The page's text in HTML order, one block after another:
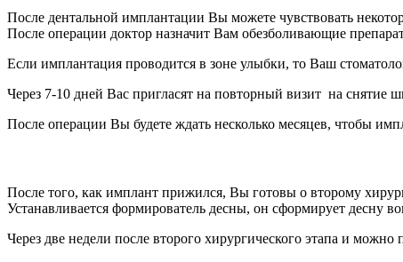
После дентальной имплантации Вы можете чувствовать
После операции доктор назначит Вам обезболивающие
Если имплантация проводится в зоне улыбки, то Ваш
Через 7-10 дней Вас пригласят на повторный визит на снятие
После операции Вы будете ждать несколько месяцев, чтобы
После того, как имплант прижился, Вы готовы о второму
Устанавливается формирователь десны, он сформирует десну
Через две недели после второго хирургического этапа и